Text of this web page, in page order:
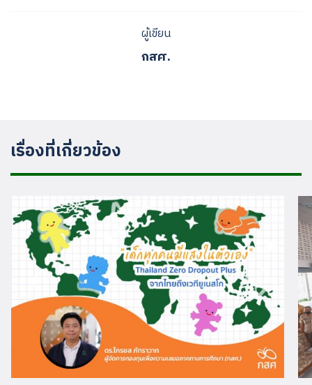
ผู้เขียน
กสศ.
เรื่องที่เกี่ยวข้อง